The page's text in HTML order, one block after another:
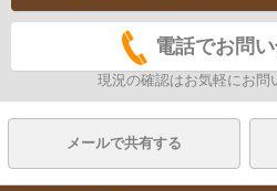
電話でお問
現況の確認はお気軽にお問
メールで共有する